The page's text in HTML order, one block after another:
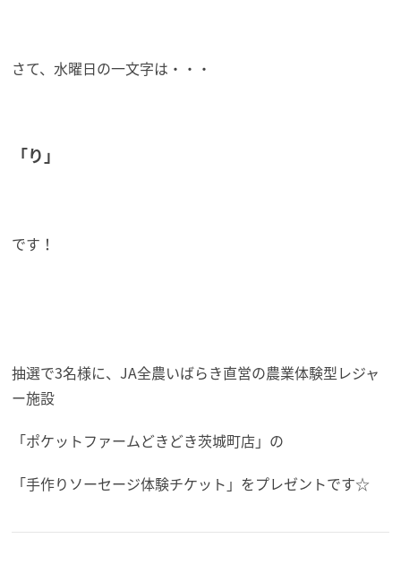
さて、水曜日の一文字は・・・
「り」
です！
抽選で3名様に、JA全農いばらき直営の農業体験型レジャ
ー施設
「ポケットファームどきどき茨城町店」の
「手作りソーセージ体験チケット」をプレゼントです☆